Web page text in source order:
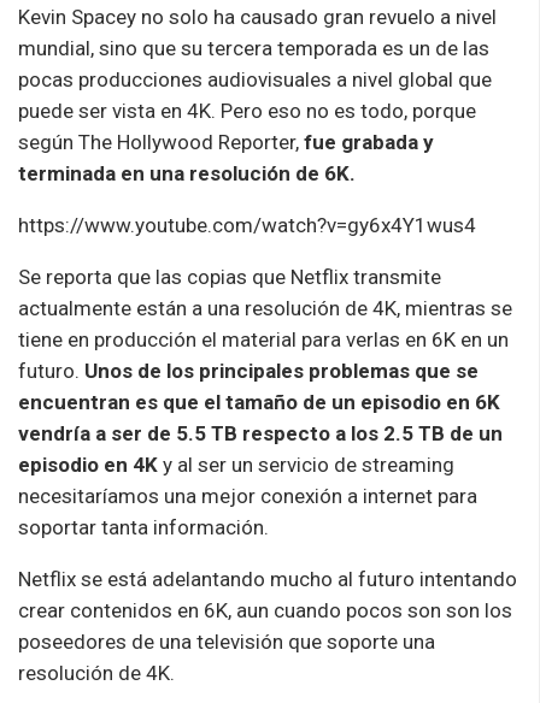
Kevin Spacey no solo ha causado gran revuelo a nivel
mundial, sino que su tercera temporada es un de las
pocas producciones audiovisuales a nivel global que
puede ser vista en 4K. Pero eso no es todo, porque
según The Hollywood Reporter, fue grabada y
terminada en una resolución de 6K.
https://www.youtube.com/watch?v=gy6x4Y1wus4
Se reporta que las copias que Netflix transmite
actualmente están a una resolución de 4K, mientras se
tiene en producción el material para verlas en 6K en un
futuro. Unos de los principales problemas que se
encuentran es que el tamaño de un episodio en 6K
vendría a ser de 5.5 TB respecto a los 2.5 TB de un
episodio en 4K y al ser un servicio de streaming
necesitaríamos una mejor conexión a internet para
soportar tanta información.
Netflix se está adelantando mucho al futuro intentando
crear contenidos en 6K, aun cuando pocos son son los
poseedores de una televisión que soporte una
resolución de 4K.